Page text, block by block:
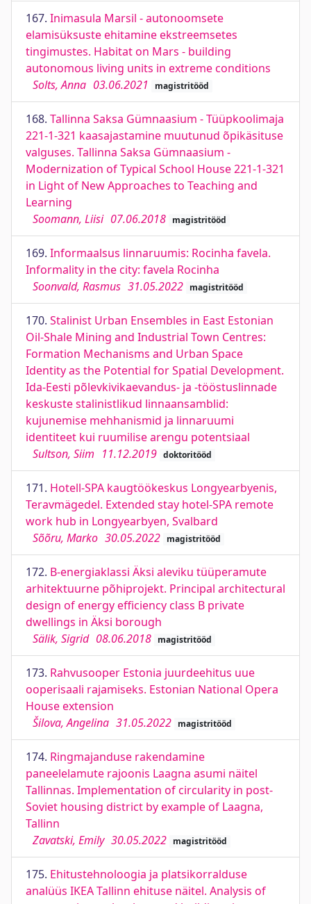
167. Inimasula Marsil - autonoomsete
elamisüksuste ehitamine ekstreemsetes
tingimustes. Habitat on Mars - building
autonomous living units in extreme conditions
Solts, Anna 03.06.2021 magistritööd
168. Tallinna Saksa Gümnaasium - Tüüpkoolimaja
221-1-321 kaasajastamine muutunud õpikäsituse
valguses. Tallinna Saksa Gümnaasium -
Modernization of Typical School House 221-1-321
in Light of New Approaches to Teaching and
Learning
Soomann, Liisi 07.06.2018 magistritööd
169. Informaalsus linnaruumis: Rocinha favela.
Informality in the city: favela Rocinha
Soonvald, Rasmus 31.05.2022 magistritööd
170. Stalinist Urban Ensembles in East Estonian
Oil-Shale Mining and Industrial Town Centres:
Formation Mechanisms and Urban Space
Identity as the Potential for Spatial Development.
Ida-Eesti põlevkivikaevandus- ja -tööstuslinnade
keskuste stalinistlikud linnaansamblid:
kujunemise mehhanismid ja linnaruumi
identiteet kui ruumilise arengu potentsiaal
Sultson, Siim 11.12.2019 doktoritööd
171. Hotell-SPA kaugtöökeskus Longyearbyenis,
Teravmägedel. Extended stay hotel-SPA remote
work hub in Longyearbyen, Svalbard
Sõõru, Marko 30.05.2022 magistritööd
172. B-energiaklassi Äksi aleviku tüüperamute
arhitektuurne põhiprojekt. Principal architectural
design of energy efficiency class B private
dwellings in Äksi borough
Sälik, Sigrid 08.06.2018 magistritööd
173. Rahvusooper Estonia juurdeehitus uue
ooperisaali rajamiseks. Estonian National Opera
House extension
Šilova, Angelina 31.05.2022 magistritööd
174. Ringmajanduse rakendamine
paneelelamute rajoonis Laagna asumi näitel
Tallinnas. Implementation of circularity in post-
Soviet housing district by example of Laagna,
Tallinn
Zavatski, Emily 30.05.2022 magistritööd
175. Ehitustehnoloogia ja platsikorralduse
analüüs IKEA Tallinn ehituse näitel. Analysis of